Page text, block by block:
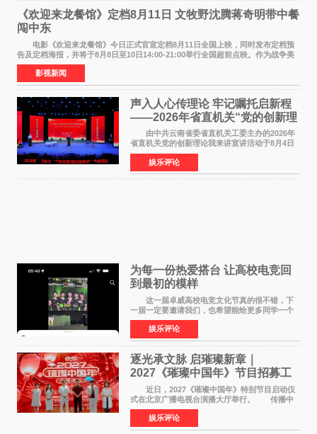
《欢迎来龙餐馆》定档8月11日 文牧野沈腾蒋奇明带中餐
闯中东
电影《欢迎来龙餐馆》今日正式官宣定档8月11日全国上映，同时发布定档预
告及定档海报，并将于8月8日至10日14:00-21:00举行全国超前点映。作为战争美
食大片，影片讲述的是中国厨师徐福（沈腾
影视新闻
声入人心传理论 牢记嘱托启新程
——2026年省直机关“党的创新理
论我来讲”宣讲活动圆满落幕
由中共云南省委省直机关工委主办的2026年
省直机关党的创新理论我来讲宣讲活动于8月4日
至5日在昆明举办。活动以 "牢记嘱托 感恩奋进
开创云南发展新局面 "为主题，坚持以新时代中国
特色社会主义
娱乐评论
为每一份热爱搭台 让高校电竞回
到最初的模样
这一届卓威高校电竞文化节真的很不错，下
一届一定要邀请我们，也希望能给更多同学一个
来到现场的机会。 2026卓威高校电竞文化节
已经落下帷幕，在活动结束后，仍有不少高校电
竞社负责人和现
娱乐评论
逐光承文脉 启璀璨新章｜
2027《璀璨中国年》节目招募工
作圆满启动
近日，2027《璀璨中国年》特别节目启动仪
式在北京广播电视台演播大厅举行。 传播中
华优秀传统文化，弘扬纯正国风艺术，打造高规
格、高质感、正能量的文艺盛典，是璀璨中国年
矢志不渝的初心
娱乐评论